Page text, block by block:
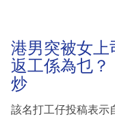
港男突被女上
返工係為乜
炒
該名打工仔投稿表示